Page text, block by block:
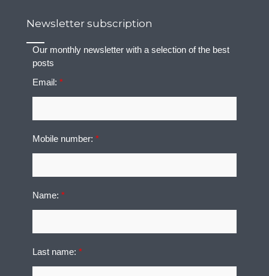
Newsletter subscription
Our monthly newsletter with a selection of the best
posts
Email:*
Mobile number:*
Name:*
Last name:*